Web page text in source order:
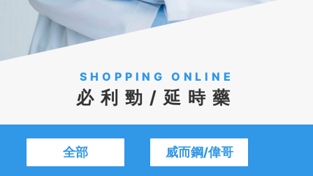
SHOPPING ONLINE
必利勁/延時藥
全部 威而鋼/偉哥